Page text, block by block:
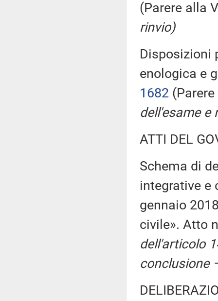
(Parere alla
rinvio)
Disposizioni
enologica e
1682
dell'esame e
ATTI DEL
Schema di
integrative e
gennaio
civile». Atto
dell'articolo
conclusione